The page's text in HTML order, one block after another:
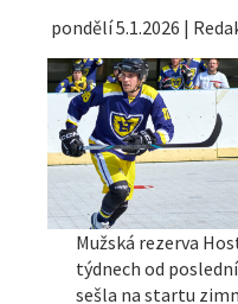
pondělí 5.1.2026 |
Mužská rezerva
týdnech od
sešla na startu